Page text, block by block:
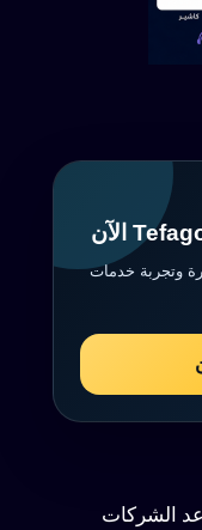
وتجربة خدمات
الشركات